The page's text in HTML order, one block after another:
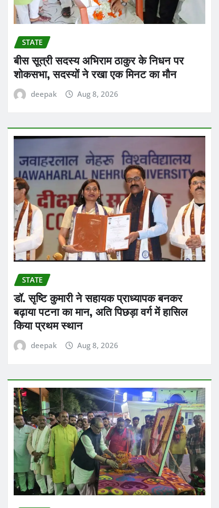
STATE
बीस सूत्री सदस्य अभिराम ठाकुर के निधन पर
शोकसभा, सदस्यों ने रखा एक मिनट का मौन
deepak Aug 8, 2026
STATE
डॉ. सृष्टि कुमारी ने सहायक प्राध्यापक बनकर
बढ़ाया पटना का मान, अति पिछड़ा वर्ग में हासिल
किया प्रथम स्थान
deepak Aug 8, 2026